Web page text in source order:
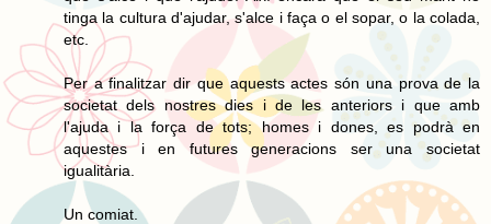
tinga la cultura d'ajudar, s'alce i faça o el sopar, o la colada,
etc.
Per a finalitzar dir que aquests actes són una prova de la
societat dels nostres dies i de les anteriors i que amb
l'ajuda i la força de tots; homes i dones, es podrà en
aquestes i en futures generacions ser una societat
igualitària.
Un comiat.